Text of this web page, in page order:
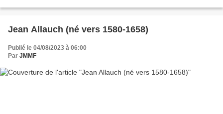
Jean Allauch (né vers 1580-1658)
Publié le 04/08/2023 à 06:00
Par JMMF